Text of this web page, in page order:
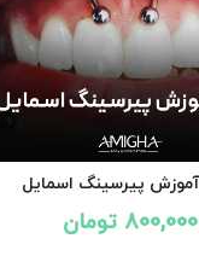
پیرسینگ اسمایل
800,000 تومان